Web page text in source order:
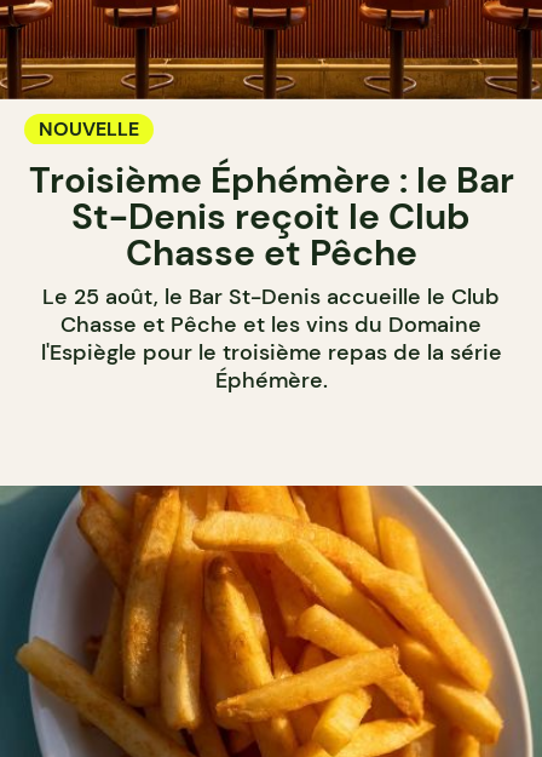
NOUVELLE
Troisième Éphémère : le Bar
St-Denis reçoit le Club
Chasse et Pêche
Le 25 août, le Bar St-Denis accueille le Club
Chasse et Pêche et les vins du Domaine
l'Espiègle pour le troisième repas de la série
Éphémère.